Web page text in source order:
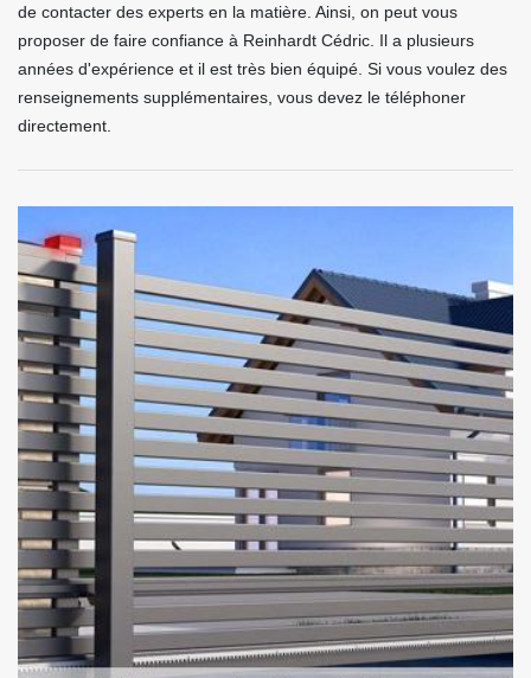
de contacter des experts en la matière. Ainsi, on peut vous
proposer de faire confiance à Reinhardt Cédric. Il a plusieurs
années d'expérience et il est très bien équipé. Si vous voulez des
renseignements supplémentaires, vous devez le téléphoner
directement.